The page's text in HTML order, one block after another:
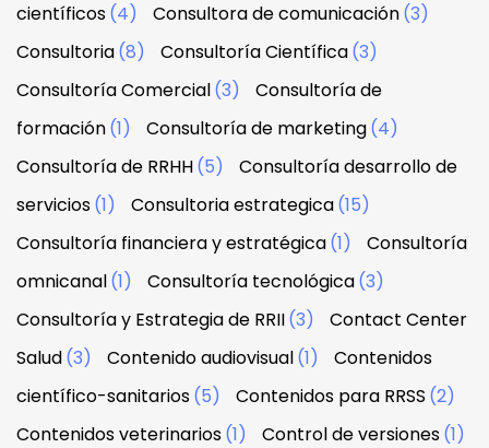
científicos(4) Consultora de comunicación(3)
Consultoria(8) Consultoría Científica(3)
Consultoría Comercial(3)
Consultoría de
formación(1) Consultoría de marketing(4)
Consultoría de RRHH(5)
Consultoría desarrollo de
servicios(1) Consultoria estrategica(15)
Consultoría financiera y estratégica(1)
Consultoría
omnicanal(1) Consultoría tecnológica(3)
Consultoría y Estrategia de RRII(3)
Contact Center
Salud(3) Contenido audiovisual(1)
Contenidos
científico-sanitarios(5) Contenidos para RRSS (2)
Contenidos veterinarios(1) Control de versiones(1)